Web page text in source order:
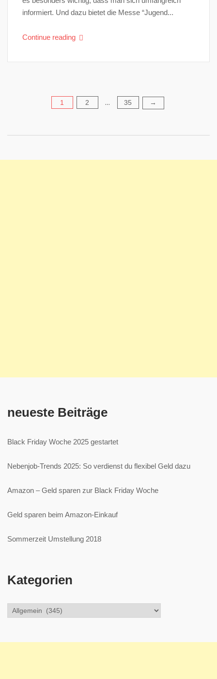
informiert. Und dazu bietet die Messe “Jugend...
Continue reading
Seitennummerierung
1 2 … 35 →
neueste Beiträge
Black Friday Woche 2025 gestartet
Nebenjob-Trends 2025: So verdienst du flexibel Geld dazu
Amazon – Geld sparen zur Black Friday Woche
Geld sparen beim Amazon-Einkauf
Sommerzeit Umstellung 2018
Kategorien
Kategorien